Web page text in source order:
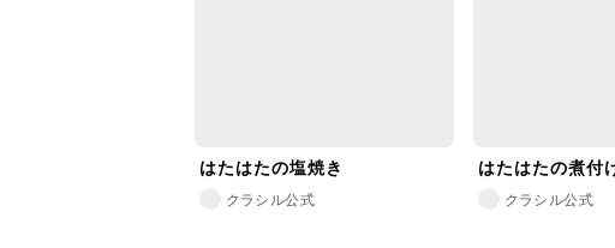
はたはたの塩焼き
クラシル公式
はたはたの煮付
クラシル公式